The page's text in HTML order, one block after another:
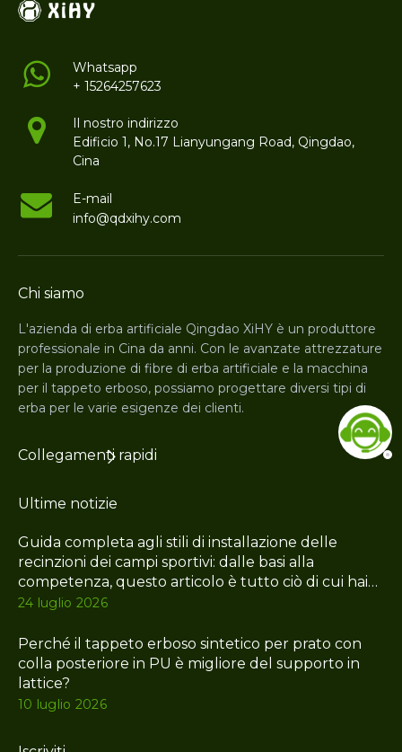
Whatsapp
+ 15264257623
Il nostro indirizzo
Edificio 1, No.17 Lianyungang Road, Qingdao,
Cina
E-mail
info@qdxihy.com
Chi siamo
L'azienda di erba artificiale Qingdao XiHY è un produttore
professionale in Cina da anni. Con le avanzate attrezzature
per la produzione di fibre di erba artificiale e la macchina
per il tappeto erboso, possiamo progettare diversi tipi di
erba per le varie esigenze dei clienti.
Collegamenti rapidi
Ultime notizie
Guida completa agli stili di installazione delle
recinzioni dei campi sportivi: dalle basi alla
competenza, questo articolo è tutto ciò di cui hai
bisogno
24 luglio 2026
Perché il tappeto erboso sintetico per prato con
colla posteriore in PU è migliore del supporto in
lattice?
10 luglio 2026